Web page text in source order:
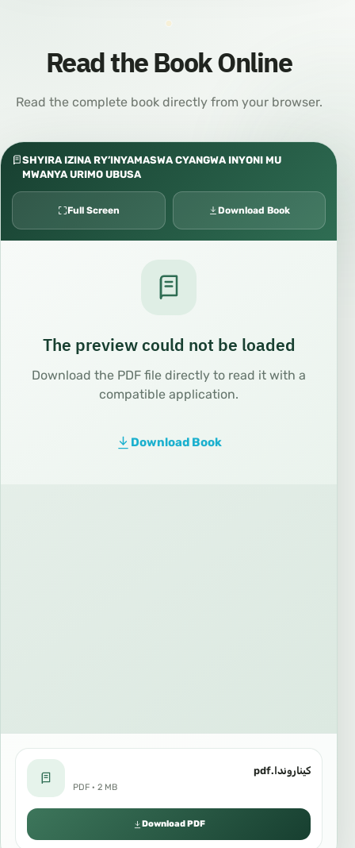
Read the Book Online
Read the complete book directly from your browser.
SHYIRA IZINA RY’INYAMASWA CYANGWA INYONI MU
MWANYA URIMO UBUSA
Full Screen Download Book
The preview could not be loaded
Download the PDF file directly to read it with a
compatible application.
Download Book
كيناروندا.pdf
PDF · 2 MB
Download PDF